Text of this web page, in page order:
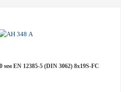
EN 12385-5 (DIN 3062) 8х19S-FC